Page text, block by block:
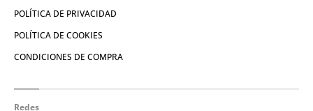
POLÍTICA DE PRIVACIDAD
POLÍTICA DE COOKIES
CONDICIONES DE COMPRA
Redes